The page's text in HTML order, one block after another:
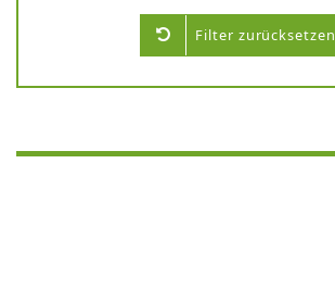
Filter zurücksetzen